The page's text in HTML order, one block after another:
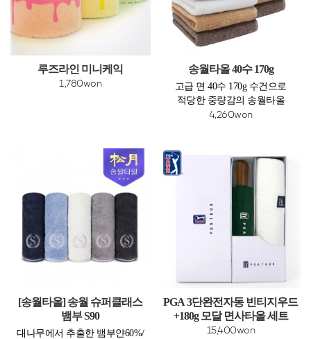
루즈라인 미니케익
1,780won
송월타올 40수 170g
고급 면 40수 170g 수건으로
적당한 중량감의 송월타올
4,260won
[송월타올] 송월 슈퍼클래스
뱀부 S90
대나무에서 추출한 뱀부얀60%/
PGA 3단완전자동 빈티지우드
+180g 모달 면사타올 세트
15,400won